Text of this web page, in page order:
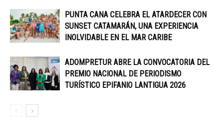
PUNTA CANA CELEBRA EL ATARDECER CON
SUNSET CATAMARÁN, UNA EXPERIENCIA
INOLVIDABLE EN EL MAR CARIBE
ADOMPRETUR ABRE LA CONVOCATORIA DEL
PREMIO NACIONAL DE PERIODISMO
TURÍSTICO EPIFANIO LANTIGUA 2026